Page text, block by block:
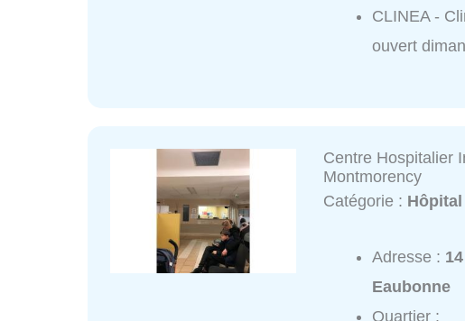
CLINEA -
ouvert
Centre Hospitalier
Montmorency
Catégorie : Hôpital
Adresse :
Eaubonne
Quartier :